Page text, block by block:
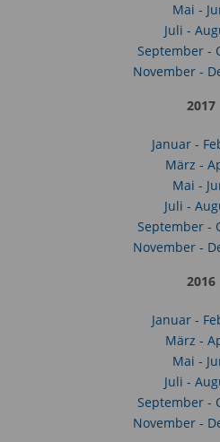
Mai -
Juli -
September -
November -
2017
Januar -
März -
Mai -
Juli -
September -
November -
2016
Januar -
März -
Mai -
Juli -
September -
November -